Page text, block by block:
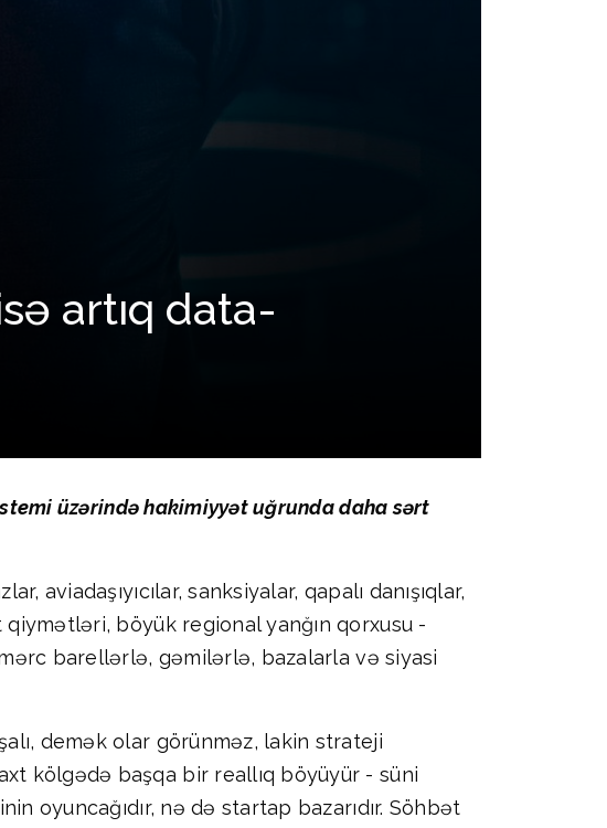
artıq data-
üzərində hakimiyyət uğrunda daha sərt
sanksiyalar, qapalı danışıqlar,
böyük regional yanğın qorxusu -
barellərlə, gəmilərlə, bazalarla və siyasi
demək olar görünməz, lakin strateji
kölgədə başqa bir reallıq böyüyür - süni
oyuncağıdır, nə də startap bazarıdır. Söhbət